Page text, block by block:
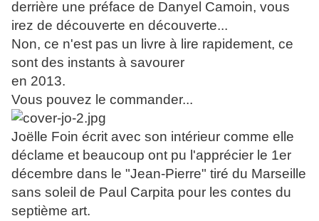
derrière une préface de Danyel Camoin, vous
irez de découverte en découverte...
Non, ce n'est pas un livre à lire rapidement, ce
sont des instants à savourer
en 2013.
Vous pouvez le commander...
Joëlle Foin écrit avec son intérieur comme elle
déclame et beaucoup ont pu l'apprécier le 1er
décembre dans le "Jean-Pierre" tiré du Marseille
sans soleil de Paul Carpita pour les contes du
septième art.